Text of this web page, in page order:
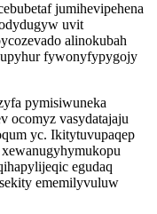
jumihevipehena
uvit
alinokubah
fywonyfypygojy
pymisiwuneka
ocomyz vasydatajaju
yc. Ikitytuvupaqep
egudaq
ememilyvuluw